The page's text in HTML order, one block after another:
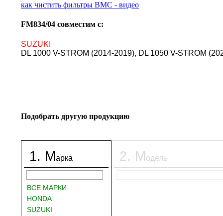
как чистить фильтры BMC - видео
FM834/04 совместим с:
SUZUKI
DL 1000 V-STROM (2014-2019), DL 1050 V-STROM
Подобрать другую продукцию
1. Марка
ВСЕ МАРКИ
HONDA
SUZUKI
2. Модель